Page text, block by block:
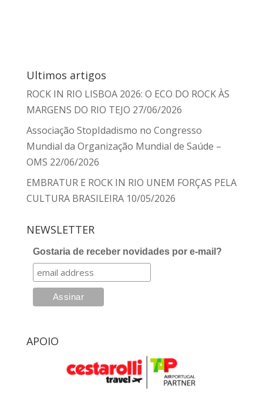
Ultimos artigos
ROCK IN RIO LISBOA 2026: O ECO DO ROCK ÀS
MARGENS DO RIO TEJO 27/06/2026
Associação StopIdadismo no Congresso
Mundial da Organização Mundial de Saúde –
OMS 22/06/2026
EMBRATUR E ROCK IN RIO UNEM FORÇAS PELA
CULTURA BRASILEIRA 10/05/2026
NEWSLETTER
Gostaria de receber novidades por e-mail?
APOIO